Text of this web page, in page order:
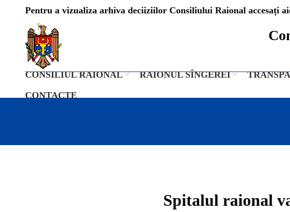
Pentru a vizualiza arhiva deciiziilor Consiliului Raional accesați
CONSILIUL RAIONAL RAIONUL SÎNGEREI
CONTACTE
Spitalul raional